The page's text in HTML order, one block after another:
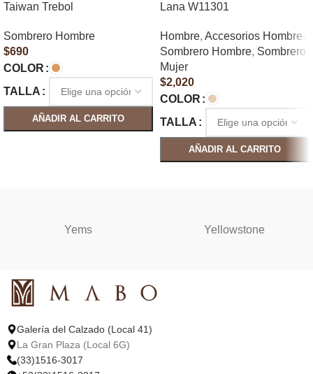
Taiwan Trebol
Sombrero Hombre
$690
COLOR
TALLA
AÑADIR AL CARRITO
Lana W11301
Hombre, Accesorios Hombre,
Sombrero Hombre, Sombrero
Mujer
$2,020
COLOR
TALLA
AÑADIR AL CARRITO
Yems Yellowstone
Galería del Calzado (Local 41)
La Gran Plaza (Local 6G)
(33)1516-3017